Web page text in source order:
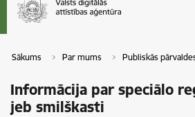
Sākums Par mums Publiskās
Informācija par speciālo
jeb smilškasti